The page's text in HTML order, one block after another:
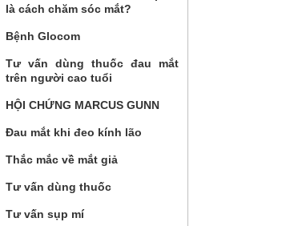
là cách chăm sóc mắt?
Bệnh Glocom
Tư vấn dùng thuốc đau mắt
trên người cao tuổi
HỘI CHỨNG MARCUS GUNN
Đau mắt khi đeo kính lão
Thắc mắc về mắt giả
Tư vấn dùng thuốc
Tư vấn sụp mí